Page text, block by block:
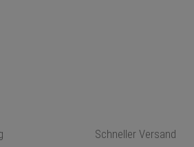
Schneller Versand